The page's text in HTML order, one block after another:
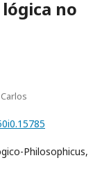
no
Philosophicus,